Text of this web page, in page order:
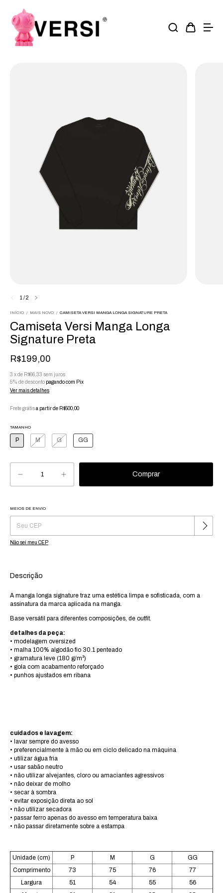
1/2
INÍCIO / MAIS NOVO / CAMISETA VERSI MANGA LONGA SIGNATURE PRETA
Camiseta Versi Manga Longa
Signature Preta
R$199,00
3 xde R$66,33 sem juros
5% de desconto pagando com Pix
Ver mais detalhes
Frete grátisa partir de R$500,00
TAMANHO
P M G GG
Entregas para o CEP:
MEIOS DE ENVIO
Não sei meu CEP
Descrição
A manga longa signature traz uma estética limpa e sofisticada, com a
assinatura da marca aplicada na manga.
Base versátil para diferentes composições, de outfit.
detalhes da peça:
• modelagem oversized
• malha 100% algodão fio 30.1 penteado
• gramatura leve (180 g/m²)
• gola com acabamento reforçado
• punhos ajustados em ribana
cuidados e lavagem:
• lavar sempre do avesso
• preferencialmente à mão ou em ciclo delicado na máquina
• utilizar água fria
• usar sabão neutro
• não utilizar alvejantes, cloro ou amaciantes agressivos
• não deixar de molho
• secar à sombra
• evitar exposição direta ao sol
• não utilizar secadora
• passar ferro apenas do avesso em temperatura baixa
• não passar diretamente sobre a estampa
Unidade (cm) P M G
GG
Comprimento
73 75 76
77
Largura
51 54 55
56